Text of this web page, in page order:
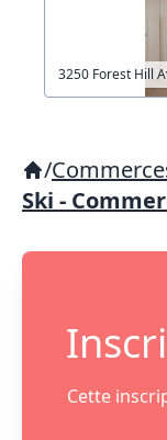
3250 Forest Hill
/
Ski -
Cette